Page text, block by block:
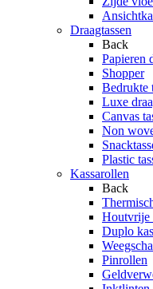
Draagtassen
Back
Papieren
Shopper
Bedrukte
Luxe
Canvas
Non
Plastic
Kassarollen
Back
Houtvrije
Duplo
Pinrollen